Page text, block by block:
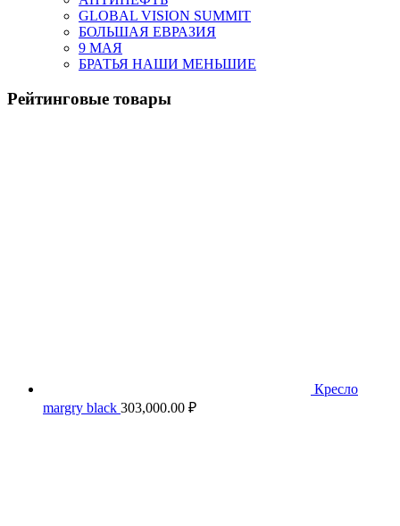
GLOBAL VISION SUMMIT
БОЛЬШАЯ ЕВРАЗИЯ
9 МАЯ
БРАТЬЯ НАШИ МЕНЬШИЕ
Рейтинговые товары
Кресло
margry black 303,000.00 ₽